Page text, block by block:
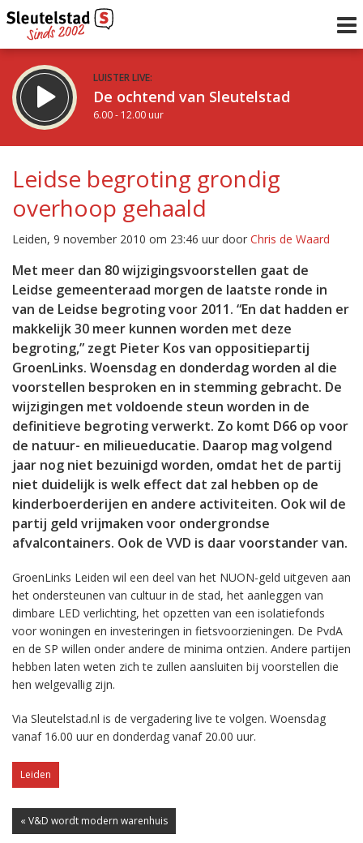
LUISTER LIVE:
De ochtend van Sleutelstad
6.00 - 12.00 uur
De middag van Sleutelstad
12.00 - 19.00 uur
Vorig uur
uur 1 van 0
Inklappen
Leidse begroting grondig
overhoop gehaald
Leiden, 9 november 2010 om 23:46 uur door Chris de Waard
Met meer dan 80 wijzigingsvoorstellen gaat de
Leidse gemeenteraad morgen de laatste ronde in
van de Leidse begroting voor 2011. “En dat hadden er
makkelijk 30 meer kunnen worden met deze
begroting,” zegt Pieter Kos van oppositiepartij
GroenLinks. Woensdag en donderdag worden al die
voorstellen besproken en in stemming gebracht. De
wijzigingen met voldoende steun worden in de
definitieve begroting verwerkt. Zo komt D66 op voor
de natuur- en milieueducatie. Daarop mag volgend
jaar nog niet bezuinigd worden, omdat het de partij
niet duidelijk is welk effect dat zal hebben op de
kinderboerderijen en andere activiteiten. Ook wil de
partij geld vrijmaken voor ondergrondse
afvalcontainers. Ook de VVD is daar voorstander van.
GroenLinks Leiden wil een deel van het NUON-geld uitgeven aan
het ondersteunen van cultuur in de stad, het aanleggen van
dimbare LED verlichting, het opzetten van een isolatiefonds
voor woningen en investeringen in fietsvoorzieningen. De PvdA
en de SP willen onder andere de minima ontzien. Andere partijen
hebben laten weten zich te zullen aansluiten bij voorstellen die
hen welgevallig zijn.
Via Sleutelstad.nl is de vergadering live te volgen. Woensdag
vanaf 16.00 uur en donderdag vanaf 20.00 uur.
Leiden
« V&D wordt modern warenhuis